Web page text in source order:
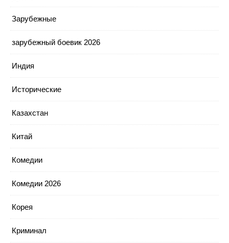
Зарубежные
зарубежный боевик 2026
Индия
Исторические
Казахстан
Китай
Комедии
Комедии 2026
Корея
Криминал